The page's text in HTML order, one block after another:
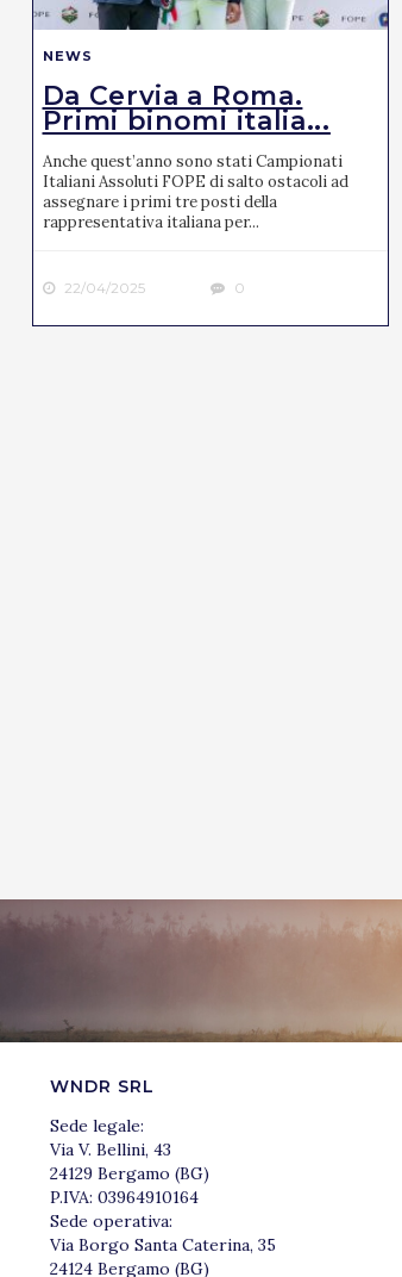
NEWS
Da Cervia a Roma.
Primi binomi italia...
Anche quest’anno sono stati Campionati
Italiani Assoluti FOPE di salto ostacoli ad
assegnare i primi tre posti della
rappresentativa italiana per...
22/04/2025 0
WNDR SRL
Sede legale:
Via V. Bellini, 43
24129 Bergamo (BG)
P.IVA: 03964910164
Sede operativa:
Via Borgo Santa Caterina, 35
24124 Bergamo (BG)